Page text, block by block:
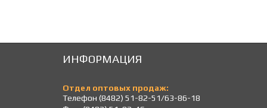
ИНФОРМАЦИЯ
Отдел оптовых продаж:
Телефон (8482) 51-82-51/63-86-18